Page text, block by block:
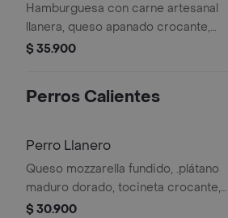
combinación perfecta entre dulce,
ahumado y ligeramente picante.
Hamburguesa con carne artesanal
llanera, queso apanado crocante,
cheddar fundido, salsa de la casa,
$ 35.900
Perros Calientes
Perro Llanero
Queso mozzarella fundido, .plátano
maduro dorado, tocineta crocante,
.cebolla caramelizada y salchicha
$ 30.900